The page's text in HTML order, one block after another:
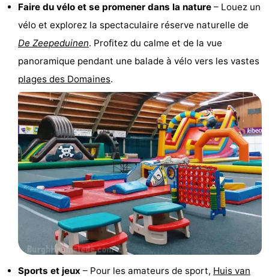
Terrains
jeux
jeux
intérieures
Bowling
Parcours
de
mini-
golf
Centres
de
bien-
être
Villages
villes
Nature
Visites
guidées
Sports
Piscines
-
Faire du vélo et se promener dans la nature – Louez un
vélo et explorez la spectaculaire réserve naturelle de
De Zeepeduinen. Profitez du calme et de la vue
panoramique pendant une balade à vélo vers les vastes
plages des Domaines.
Sports et jeux – Pour les amateurs de sport, Huis van